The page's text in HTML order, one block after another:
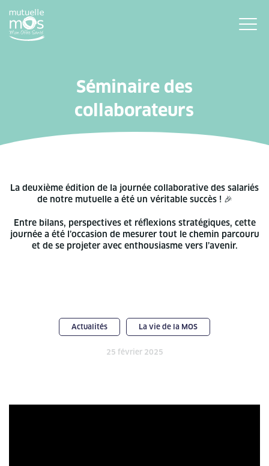
Séminaire des
collaborateurs
La deuxième édition de la journée collaborative des salariés
de notre mutuelle a été un véritable succès ! 🎉
Entre bilans, perspectives et réflexions stratégiques, cette
journée a été l’occasion de mesurer tout le chemin parcouru
et de se projeter avec enthousiasme vers l’avenir.
Actualités La vie de la MOS
25 février 2025